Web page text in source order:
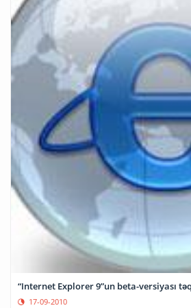
“Internet Explorer 9”un beta-versiyası
17-09-2010